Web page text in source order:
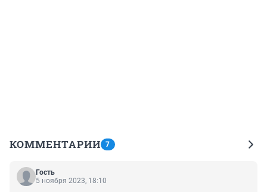
КОММЕНТАРИИ 7
Гость
5 ноября 2023, 18:10